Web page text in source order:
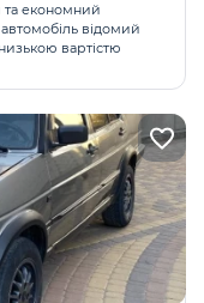
та економний
відомий
вартістю